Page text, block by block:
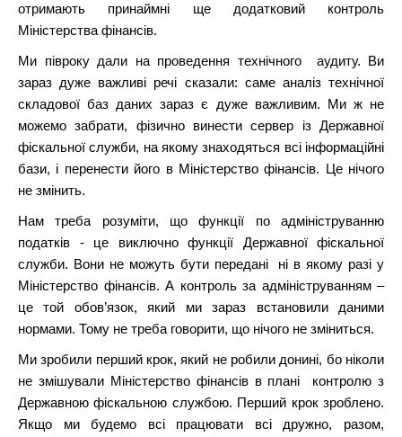
отримають принаймні ще додатковий контроль
Міністерства фінансів.
Ми півроку дали на проведення технічного аудиту. Ви
зараз дуже важливі речі сказали: саме аналіз технічної
складової баз даних зараз є дуже важливим. Ми ж не
можемо забрати, фізично винести сервер із Державної
фіскальної служби, на якому знаходяться всі інформаційні
бази, і перенести його в Міністерство фінансів. Це нічого
не змінить.
Нам треба розуміти, що функції по адмініструванню
податків - це виключно функції Державної фіскальної
служби. Вони не можуть бути передані ні в якому разі у
Міністерство фінансів. А контроль за адмініструванням –
це той обов’язок, який ми зараз встановили даними
нормами. Тому не треба говорити, що нічого не зміниться.
Ми зробили перший крок, який не робили донині, бо ніколи
не змішували Міністерство фінансів в плані контролю з
Державною фіскальною службою. Перший крок зроблено.
Якщо ми будемо всі працювати всі дружно, разом,